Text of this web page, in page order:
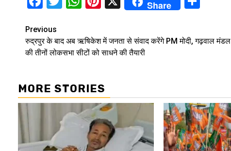
Share
Continue
Reading
Previous
रुद्रपुर के बाद अब ऋषिकेश में जनता से संवाद करेंगे PM मोदी, गढ़वाल मंडल
की तीनों लोकसभा सीटों को साधने की तैयारी
MORE STORIES